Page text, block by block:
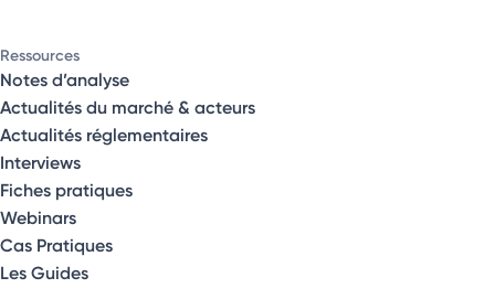
Ressources
Notes d’analyse
Actualités du marché & acteurs
Actualités réglementaires
Interviews
Fiches pratiques
Webinars
Cas Pratiques
Les Guides